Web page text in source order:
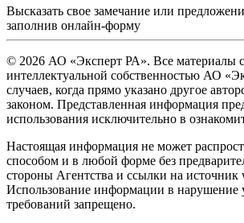
Высказать свое замечание или
заполнив онлайн-форму
© 2026 АО «Эксперт РА». Все материалы
интеллектуальной собственностью АО
случаев, когда прямо указано другое
законом. Представленная информация
использования исключительно в
Настоящая информация не может
способом и в любой форме без
стороны Агентства и ссылки на источник
Использование информации в нарушение
требований запрещено.